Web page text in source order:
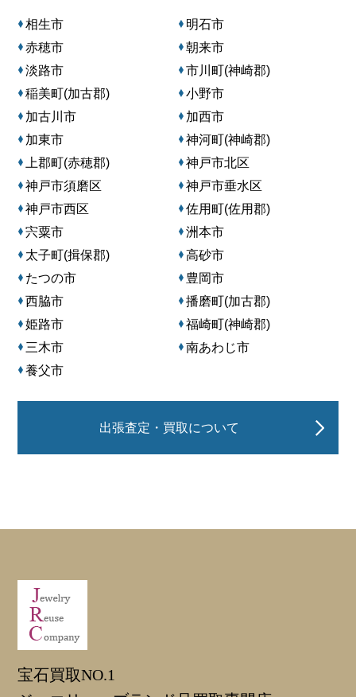
相生市
明石市
赤穂市
朝来市
淡路市
市川町(神崎郡)
稲美町(加古郡)
小野市
加古川市
加西市
加東市
神河町(神崎郡)
上郡町(赤穂郡)
神戸市北区
神戸市須磨区
神戸市垂水区
神戸市西区
佐用町(佐用郡)
宍粟市
洲本市
太子町(揖保郡)
高砂市
たつの市
豊岡市
西脇市
播磨町(加古郡)
姫路市
福崎町(神崎郡)
三木市
南あわじ市
養父市
出張査定・買取について
宝石買取NO.1